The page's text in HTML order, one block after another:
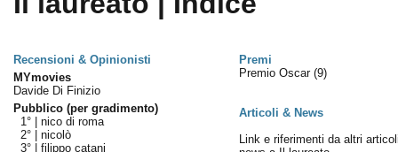
Recensioni & Opinionisti
Premi
MYmovies
Davide Di Finizio
Pubblico (per gradimento)
1° | nico di roma
2° | nicolò
3° | filippo catani
Premio Oscar (9)
Articoli & News
Link e riferimenti da altri